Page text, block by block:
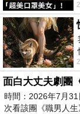
面白大丈夫劇團
時間：2026年7月
次看該團《職男人